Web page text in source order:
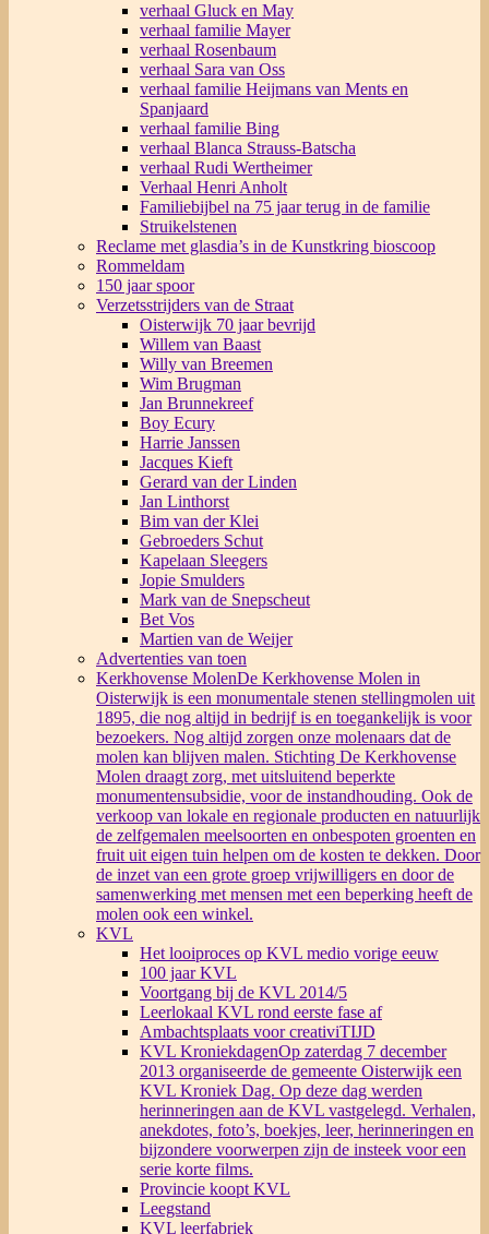
verhaal Gluck en May
verhaal familie Mayer
verhaal Rosenbaum
verhaal Sara van Oss
verhaal familie Heijmans van Ments en
Spanjaard
verhaal familie Bing
verhaal Blanca Strauss-Batscha
verhaal Rudi Wertheimer
Verhaal Henri Anholt
Familiebijbel na 75 jaar terug in de familie
Struikelstenen
Reclame met glasdia’s in de Kunstkring bioscoop
Rommeldam
150 jaar spoor
Verzetsstrijders van de Straat
Oisterwijk 70 jaar bevrijd
Willem van Baast
Willy van Breemen
Wim Brugman
Jan Brunnekreef
Boy Ecury
Harrie Janssen
Jacques Kieft
Gerard van der Linden
Jan Linthorst
Bim van der Klei
Gebroeders Schut
Kapelaan Sleegers
Jopie Smulders
Mark van de Snepscheut
Bet Vos
Martien van de Weijer
Advertenties van toen
Kerkhovense MolenDe Kerkhovense Molen in
Oisterwijk is een monumentale stenen stellingmolen uit
1895, die nog altijd in bedrijf is en toegankelijk is voor
bezoekers. Nog altijd zorgen onze molenaars dat de
molen kan blijven malen. Stichting De Kerkhovense
Molen draagt zorg, met uitsluitend beperkte
monumentensubsidie, voor de instandhouding. Ook de
verkoop van lokale en regionale producten en natuurlijk
de zelfgemalen meelsoorten en onbespoten groenten en
fruit uit eigen tuin helpen om de kosten te dekken. Door
de inzet van een grote groep vrijwilligers en door de
samenwerking met mensen met een beperking heeft de
molen ook een winkel.
KVL
Het looiproces op KVL medio vorige eeuw
100 jaar KVL
Voortgang bij de KVL 2014/5
Leerlokaal KVL rond eerste fase af
Ambachtsplaats voor creativiTIJD
KVL KroniekdagenOp zaterdag 7 december
2013 organiseerde de gemeente Oisterwijk een
KVL Kroniek Dag. Op deze dag werden
herinneringen aan de KVL vastgelegd. Verhalen,
anekdotes, foto’s, boekjes, leer, herinneringen en
bijzondere voorwerpen zijn de insteek voor een
serie korte films.
Provincie koopt KVL
Leegstand
KVL leerfabriek